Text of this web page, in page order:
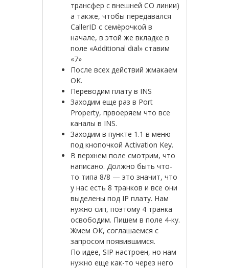
трансфер с внешней CO линии)
а также, чтобы передавался
CallerID с семёрочкой в
начале, в этой же вкладке в
поле «Additional dial» ставим
«7»
После всех действий жмакаем
OK.
Переводим плату в INS
Заходим еще раз в Port
Property, првоеряем что все
каналы в INS.
Заходим в пункте 1.1 в меню
под кнопочкой Activation Key.
В верхнем поле смотрим, что
написано. Должно быть что-
то типа 8/8 — это значит, что
у нас есть 8 транков и все они
выделены под IP плату. Нам
нужно сип, поэтому 4 транка
освободим. Пишем в поле 4-ку.
Жмем ОК, соглашаемся с
запросом появившимся.
По идее, SIP настроен, но нам
нужно еще как-то через него